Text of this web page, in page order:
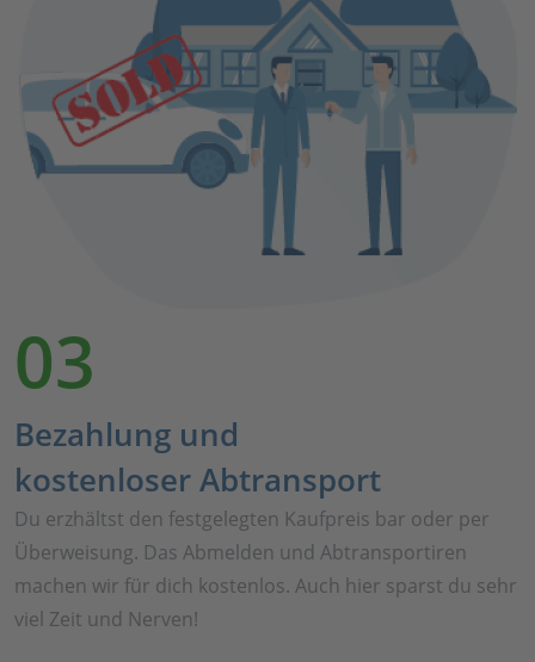
03
Bezahlung und
kostenloser Abtransport
Du erzhältst den festgelegten Kaufpreis bar oder per
Überweisung. Das Abmelden und Abtransportiren
machen wir für dich kostenlos. Auch hier sparst du sehr
viel Zeit und Nerven!